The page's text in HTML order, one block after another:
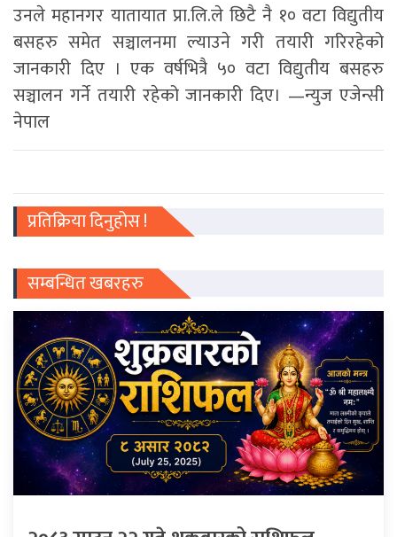
उनले महानगर यातायात प्रा.लि.ले छिटै नै १० वटा विद्युतीय
बसहरु समेत सञ्चालनमा ल्याउने गरी तयारी गरिरहेको
जानकारी दिए । एक वर्षभित्रै ५० वटा विद्युतीय बसहरु
सञ्चालन गर्ने तयारी रहेको जानकारी दिए। —न्युज एजेन्सी
नेपाल
प्रतिक्रिया दिनुहोस !
सम्बन्धित खबरहरु